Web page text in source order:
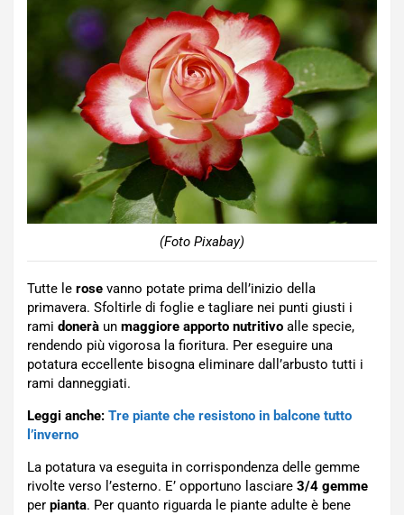
(Foto Pixabay)
Tutte le rose vanno potate prima dell’inizio della
primavera. Sfoltirle di foglie e tagliare nei punti giusti i
rami donerà un maggiore apporto nutritivo alle specie,
rendendo più vigorosa la fioritura. Per eseguire una
potatura eccellente bisogna eliminare dall’arbusto tutti i
rami danneggiati.
Leggi anche: Tre piante che resistono in balcone tutto
l’inverno
La potatura va eseguita in corrispondenza delle gemme
rivolte verso l’esterno. E’ opportuno lasciare 3/4 gemme
per pianta. Per quanto riguarda le piante adulte è bene